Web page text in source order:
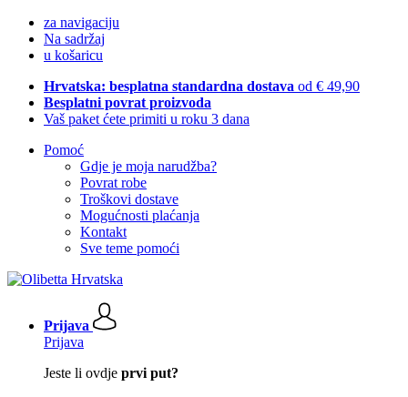
za navigaciju
Na sadržaj
u košaricu
Hrvatska: besplatna standardna dostava od € 49,90
Besplatni povrat proizvoda
Vaš paket ćete primiti u roku 3 dana
Pomoć
Gdje je moja narudžba?
Povrat robe
Troškovi dostave
Mogućnosti plaćanja
Kontakt
Sve teme pomoći
Prijava
Prijava
Jeste li ovdje prvi put?